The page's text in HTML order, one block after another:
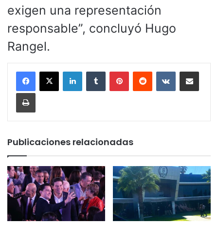
exigen una representación
responsable”, concluyó Hugo
Rangel.
LinkedInTumblr PinterestReddit VKontakteCompartir por
Imprimir
Publicaciones relacionadas